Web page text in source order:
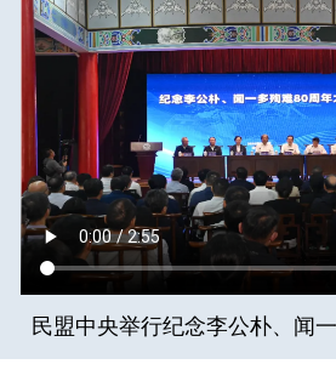
民盟中央举行纪念李公朴、闻